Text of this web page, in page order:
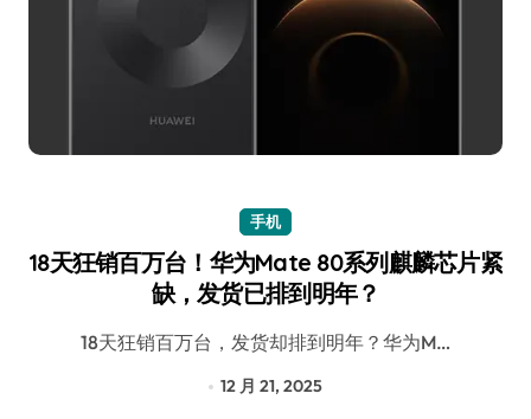
手机
18天狂销百万台！华为Mate 80系列麒麟芯片紧
缺，发货已排到明年？
18天狂销百万台，发货却排到明年？华为M…
12 月 21, 2025